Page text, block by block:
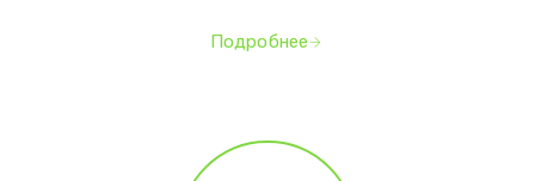
Подробнее